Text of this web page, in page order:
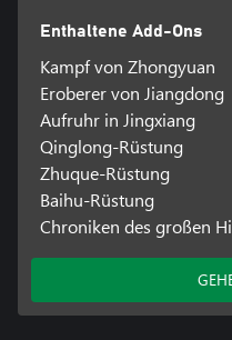
Enthaltene Add-Ons
Kampf von Zhongyuan
Eroberer von Jiangdong
Aufruhr in Jingxiang
Qinglong-Rüstung
Zhuque-Rüstung
Baihu-Rüstung
Chroniken des großen